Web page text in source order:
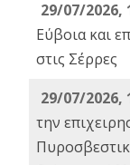
29/07/2026,
Εύβοια και
στις Σέρρες
29/07/2026,
την